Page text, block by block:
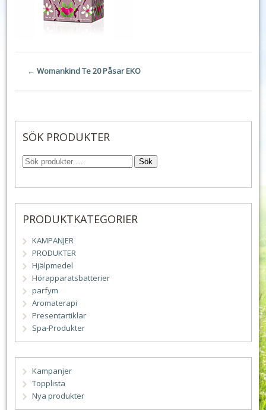
← Womankind Te 20 Påsar EKO
SÖK PRODUKTER
Sök
PRODUKTKATEGORIER
KAMPANJER
PRODUKTER
Hjälpmedel
Hörapparatsbatterier
parfym
Aromaterapi
Presentartiklar
Spa-Produkter
Kampanjer
Topplista
Nya produkter